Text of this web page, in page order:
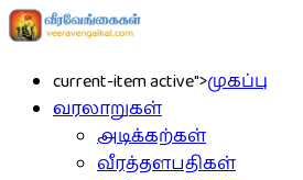
current-item active">முகப்பு
வரலாறுகள்
அடிக்கற்கள்
வீரத்தளபதிகள்